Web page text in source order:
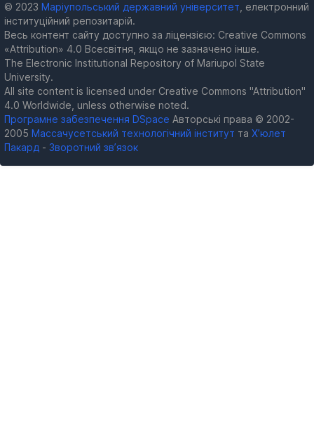
© 2023 Маріупольський державний університет , електронний
інституційний репозитарій.
Весь контент сайту доступно за ліцензією: Creative Commons
«Attribution» 4.0 Всесвітня, якщо не зазначено інше.
The Electronic Institutional Repository of Mariupol State
University.
All site content is licensed under Creative Commons "Attribution"
4.0 Worldwide, unless otherwise noted.
Програмне забезпечення DSpace Авторські права © 2002-
2005 Массачусетський технологічний інститут та Х’юлет
Пакард - Зворотний зв’язок